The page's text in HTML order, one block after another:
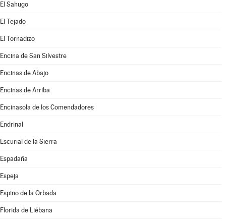
El Sahugo
El Tejado
El Tornadizo
Encina de San Silvestre
Encinas de Abajo
Encinas de Arriba
Encinasola de los Comendadores
Endrinal
Escurial de la Sierra
Espadaña
Espeja
Espino de la Orbada
Florida de Liébana